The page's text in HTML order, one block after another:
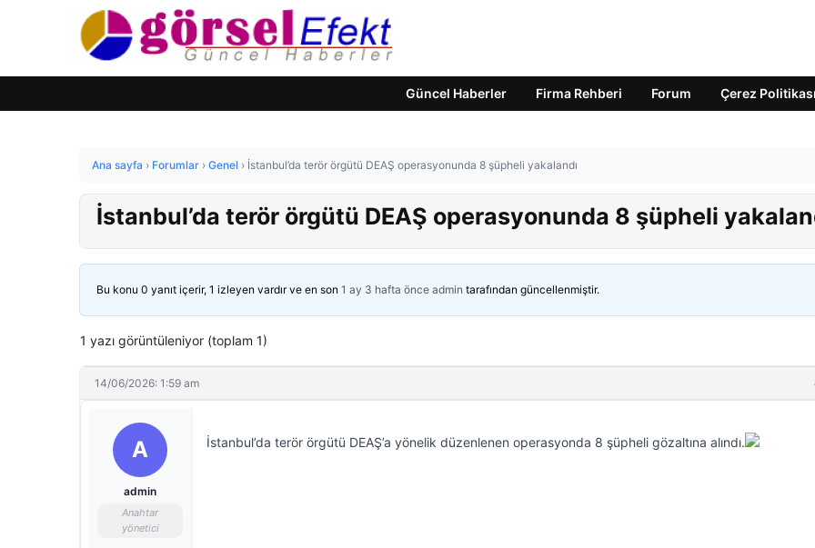
Güncel Haberler Firma Rehberi Forum Çerez Politikası
Ana sayfa › Forumlar › Genel › İstanbul’da terör örgütü DEAŞ operasyonunda 8 şüpheli yakalandı
İstanbul’da terör örgütü DEAŞ operasyonunda 8 şüpheli
Bu konu 0 yanıt içerir, 1 izleyen vardır ve en son 1 ay 3 hafta önce admin tarafından güncellenmiştir.
1 yazı görüntüleniyor (toplam 1)
14/06/2026: 1:59 am
A
admin
Anahtar
yönetici
İstanbul’da terör örgütü DEAŞ’a yönelik düzenlenen operasyonda 8 şüpheli gözaltına alındı.